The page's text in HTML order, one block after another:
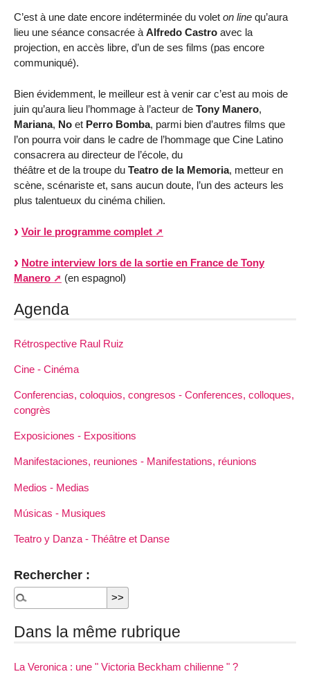
C’est à une date encore indéterminée du volet on line qu’aura
lieu une séance consacrée à Alfredo Castro avec la
projection, en accès libre, d’un de ses films (pas encore
communiqué).
Bien évidemment, le meilleur est à venir car c’est au mois de
juin qu’aura lieu l’hommage à l’acteur de Tony Manero,
Mariana, No et Perro Bomba, parmi bien d’autres films que
l’on pourra voir dans le cadre de l’hommage que Cine Latino
consacrera au directeur de l’école, du
théâtre et de la troupe du Teatro de la Memoria, metteur en
scène, scénariste et, sans aucun doute, l’un des acteurs les
plus talentueux du cinéma chilien.
Voir le programme complet
Notre interview lors de la sortie en France de Tony
Manero
(en espagnol)
Agenda
Rétrospective Raul Ruiz
Cine - Cinéma
Conferencias, coloquios, congresos - Conferences, colloques,
congrès
Exposiciones - Expositions
Manifestaciones, reuniones - Manifestations, réunions
Medios - Medias
Músicas - Musiques
Teatro y Danza - Théâtre et Danse
Rechercher :
Dans la même rubrique
La Veronica : une " Victoria Beckham chilienne " ?